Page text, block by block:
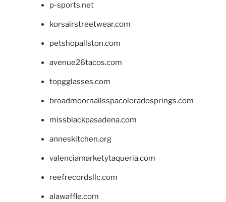
p-sports.net
korsairstreetwear.com
petshopallston.com
avenue26tacos.com
topgglasses.com
broadmoornailsspacoloradosprings.com
missblackpasadena.com
anneskitchen.org
valenciamarketytaqueria.com
reefrecordsllc.com
alawaffle.com